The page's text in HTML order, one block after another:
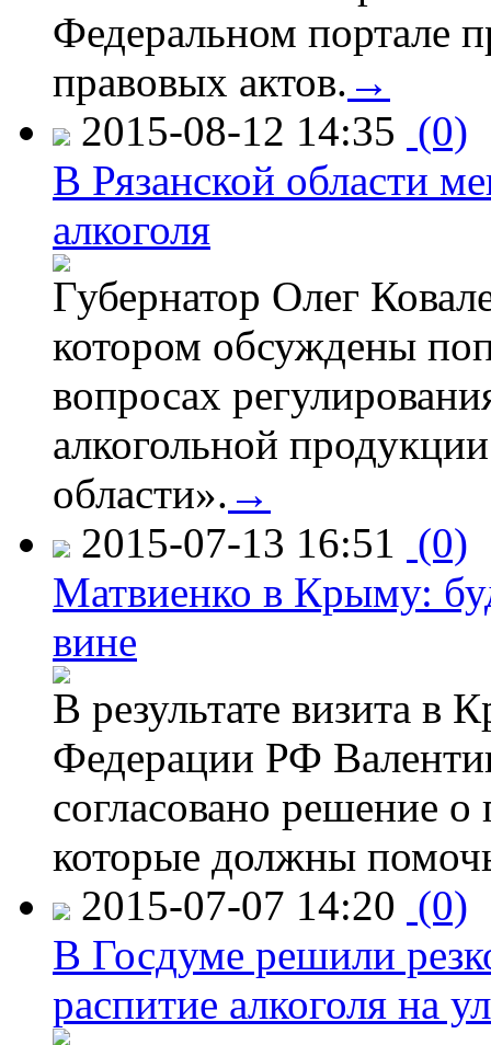
Федеральном портале
правовых актов. →
2015-08-12 14:35 (0)
В Рязанской области
алкоголя
Губернатор Олег
котором обсуждены
вопросах
алкогольной
области». →
2015-07-13 16:51 (0)
Матвиенко в Крыму:
вине
В результате визита в
Федерации РФ
согласовано решение
которые должны
2015-07-07 14:20 (0)
В Госдуме решили
распитие алкоголя на